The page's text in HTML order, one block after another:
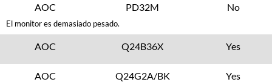
AOC PD32M No
El monitor es demasiado pesado.
AOC Q24B36X Yes
AOC Q24G2A/BK Yes